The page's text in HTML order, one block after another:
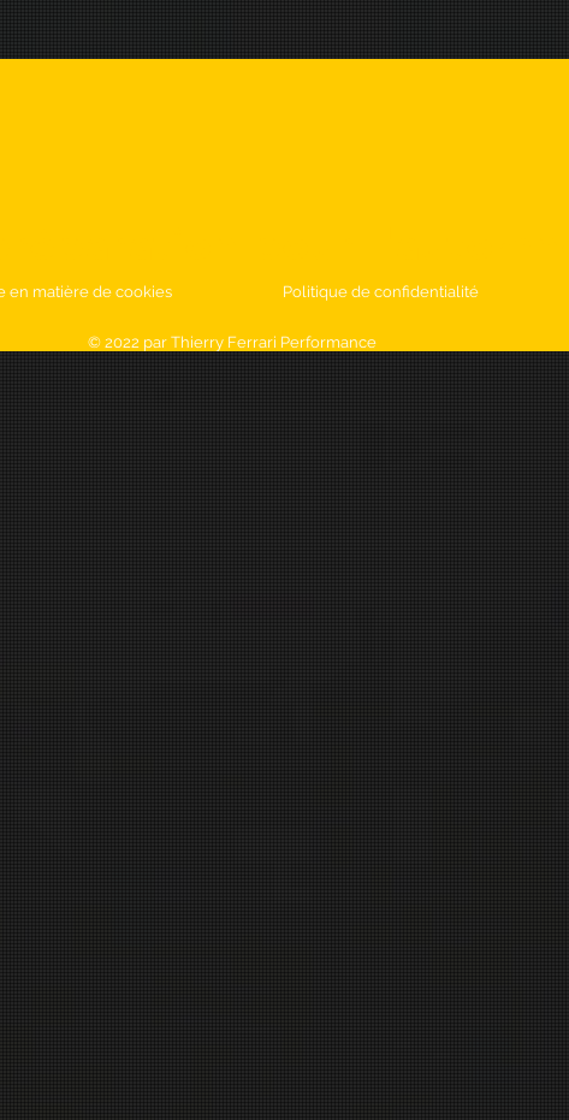
en matière de cookies Politique de confidentialité
© 2022 par Thierry Ferrari Performance